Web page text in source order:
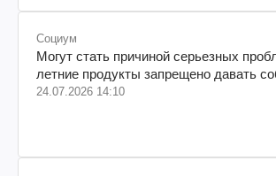
Социум
Могут стать причиной серьезных
летние продукты запрещено давать
24.07.2026 14:10